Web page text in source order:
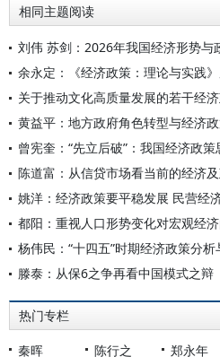
相同主题阅读
刘伟 苏剑：2026年我国经济形势与
余永定：《经济政策：理论与实践
关于推动文化高质量发展的若干经
黄益平：地方政府角色转型与经济
曾宪奎：“先立后破”：我国经济政
陈道富：从信贷市场看当前的经济
姚洋：经济政策要平稳发展 民营经
都阳：重视人口形势变化对宏观经
杨伟民：“十四五”时期经济政策分析
滕泰：从保6之争再看中国模式之辩
热门专栏
秦晖 陈行之 郑永年